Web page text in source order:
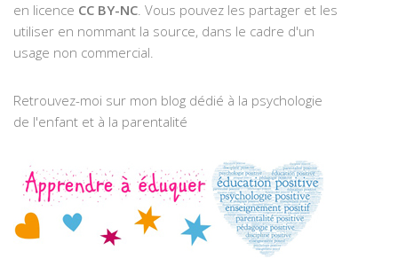
en licence CC BY-NC. Vous pouvez les partager et les
utiliser en nommant la source, dans le cadre d'un
usage non commercial.
Retrouvez-moi sur mon blog dédié à la psychologie
de l'enfant et à la parentalité